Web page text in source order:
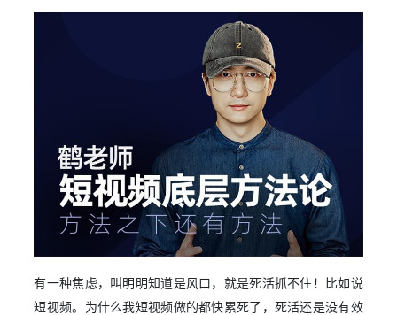
有一种焦虑，叫明明知道是风口，就是死活抓不住！比如说
短视频。为什么我短视频做的都快累死了，死活还是没有效